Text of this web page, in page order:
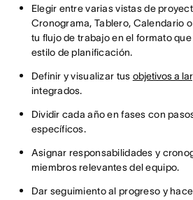
Elegir entre varias vistas de
Cronograma, Tablero, Calendario
tu flujo de trabajo en el formato
estilo de planificación.
Definir y visualizar tus objetivos a
integrados.
Dividir cada año en fases con
específicos.
Asignar responsabilidades y
miembros relevantes del equipo.
Dar seguimiento al progreso y